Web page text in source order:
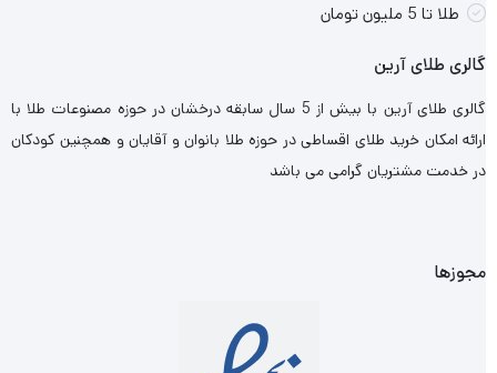
طلا تا 5 ملیون تومان
گالری طلای آرین
گالری طلای آرین با بیش از 5 سال سابقه درخشان در حوزه مصنوعات طلا با
ارائه امکان خرید طلای اقساطی در حوزه طلا بانوان و آقایان و همچنین کودکان
در خدمت مشتریان گرامی می باشد
مجوزها